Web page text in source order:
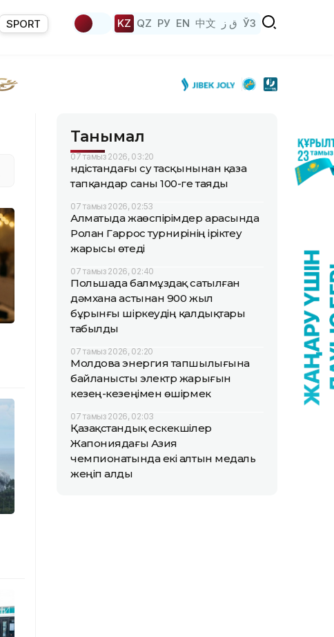
SPORT KZ QZ РУ EN 中文 ق ز ЎЗ
Танымал
07 тамыз 2026, 03:20
Үндістандағы су тасқынынан қаза
тапқандар саны 100-ге таяды
07 тамыз 2026, 02:53
Алматыда жаөспірімдер арасында
Ролан Гаррос турнирінің іріктеу
жарысы өтеді
07 тамыз 2026, 02:40
Польшада балмұздақ сатылған
дәмхана астынан 900 жыл
бұрынғы шіркеудің қалдықтары
табылды
07 тамыз 2026, 02:20
Молдова энергия тапшылығына
байланысты электр жарығын
кезең-кезеңімен өшірмек
07 тамыз 2026, 02:03
Қазақстандық ескекшілер
Жапониядағы Азия
чемпионатында екі алтын медаль
жеңіп алды